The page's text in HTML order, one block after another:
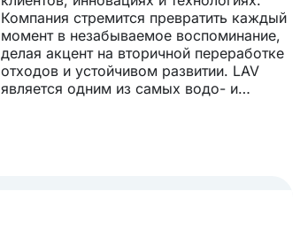
Компания стремится превратить каждый
момент в незабываемое воспоминание,
делая акцент на вторичной переработке
отходов и устойчивом развитии. LAV
является одним из самых водо- и